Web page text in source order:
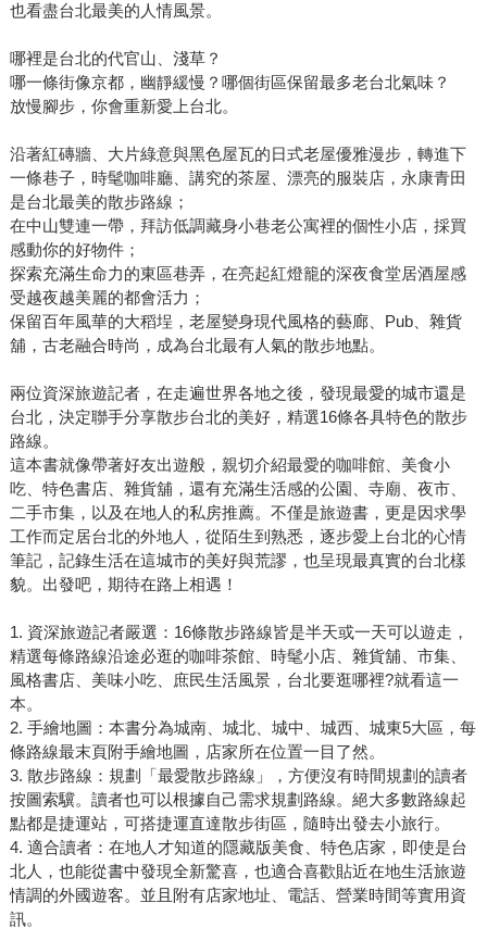
也看盡台北最美的人情風景。
哪裡是台北的代官山、淺草？
哪一條街像京都，幽靜緩慢？哪個街區保留最多老台北氣味？
放慢腳步，你會重新愛上台北。
沿著紅磚牆、大片綠意與黑色屋瓦的日式老屋優雅漫步，轉進下
一條巷子，時髦咖啡廳、講究的茶屋、漂亮的服裝店，永康青田
是台北最美的散步路線；
在中山雙連一帶，拜訪低調藏身小巷老公寓裡的個性小店，採買
感動你的好物件；
探索充滿生命力的東區巷弄，在亮起紅燈籠的深夜食堂居酒屋感
受越夜越美麗的都會活力；
保留百年風華的大稻埕，老屋變身現代風格的藝廊、Pub、雜貨
舖，古老融合時尚，成為台北最有人氣的散步地點。
兩位資深旅遊記者，在走遍世界各地之後，發現最愛的城市還是
台北，決定聯手分享散步台北的美好，精選16條各具特色的散步
路線。
這本書就像帶著好友出遊般，親切介紹最愛的咖啡館、美食小
吃、特色書店、雜貨舖，還有充滿生活感的公園、寺廟、夜市、
二手市集，以及在地人的私房推薦。不僅是旅遊書，更是因求學
工作而定居台北的外地人，從陌生到熟悉，逐步愛上台北的心情
筆記，記錄生活在這城市的美好與荒謬，也呈現最真實的台北樣
貌。出發吧，期待在路上相遇！
1. 資深旅遊記者嚴選：16條散步路線皆是半天或一天可以遊走，
精選每條路線沿途必逛的咖啡茶館、時髦小店、雜貨舖、市集、
風格書店、美味小吃、庶民生活風景，台北要逛哪裡?就看這一
本。
2. 手繪地圖：本書分為城南、城北、城中、城西、城東5大區，每
條路線最末頁附手繪地圖，店家所在位置一目了然。
3. 散步路線：規劃「最愛散步路線」，方便沒有時間規劃的讀者
按圖索驥。讀者也可以根據自己需求規劃路線。絕大多數路線起
點都是捷運站，可搭捷運直達散步街區，隨時出發去小旅行。
4. 適合讀者：在地人才知道的隱藏版美食、特色店家，即使是台
北人，也能從書中發現全新驚喜，也適合喜歡貼近在地生活旅遊
情調的外國遊客。並且附有店家地址、電話、營業時間等實用資
訊。